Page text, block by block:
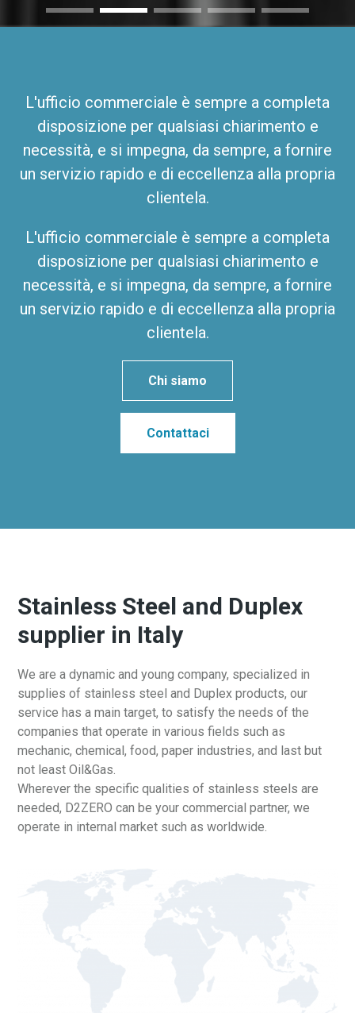
L'ufficio commerciale è sempre a completa
disposizione per qualsiasi chiarimento e
necessità, e si impegna, da sempre, a fornire
un servizio rapido e di eccellenza alla propria
clientela.
L'ufficio commerciale è sempre a completa
disposizione per qualsiasi chiarimento e
necessità, e si impegna, da sempre, a fornire
un servizio rapido e di eccellenza alla propria
clientela.
Chi siamo
Contattaci
Stainless Steel and Duplex
supplier in Italy
We are a dynamic and young company, specialized in
supplies of stainless steel and Duplex products, our
service has a main target, to satisfy the needs of the
companies that operate in various fields such as
mechanic, chemical, food, paper industries, and last but
not least Oil&Gas.
Wherever the specific qualities of stainless steels are
needed, D2ZERO can be your commercial partner, we
operate in internal market such as worldwide.